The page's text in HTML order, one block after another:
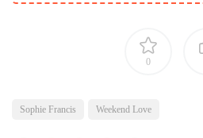
0
Sophie Francis Weekend Love